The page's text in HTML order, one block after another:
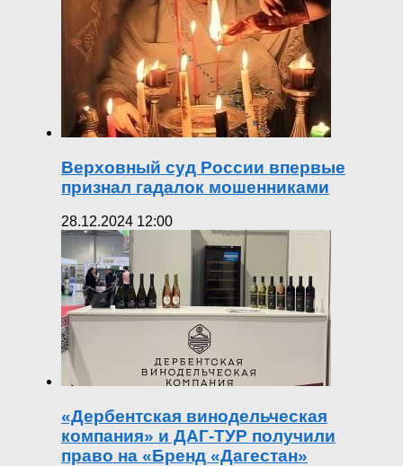
Верховный суд России впервые
признал гадалок мошенниками
28.12.2024 12:00
«Дербентская винодельческая
компания» и ДАГ-ТУР получили
право на «Бренд «Дагестан»